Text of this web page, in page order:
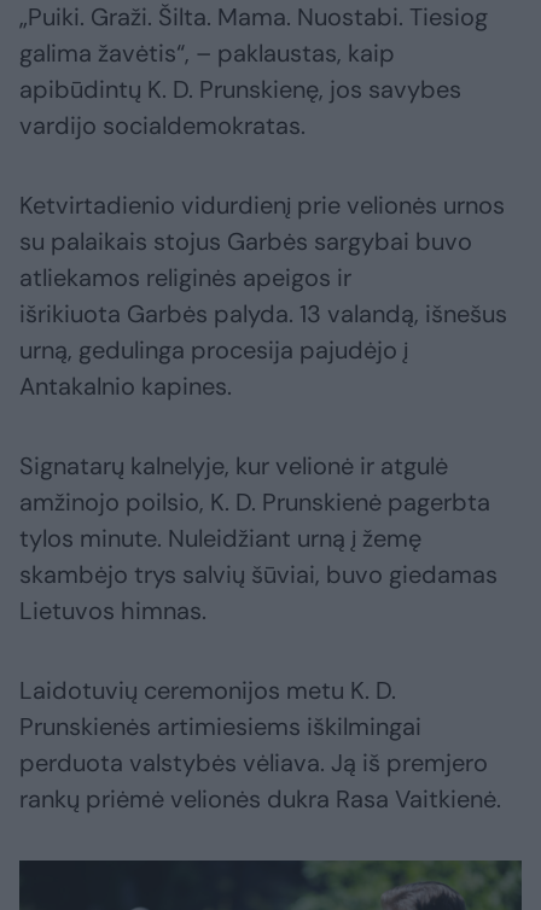
„Puiki. Graži. Šilta. Mama. Nuostabi. Tiesiog
galima žavėtis“, – paklaustas, kaip
apibūdintų K. D. Prunskienę, jos savybes
vardijo socialdemokratas.
Ketvirtadienio vidurdienį prie velionės urnos
su palaikais stojus Garbės sargybai buvo
atliekamos religinės apeigos ir
išrikiuota Garbės palyda. 13 valandą, išnešus
urną, gedulinga procesija pajudėjo į
Antakalnio kapines.
Signatarų kalnelyje, kur velionė ir atgulė
amžinojo poilsio, K. D. Prunskienė pagerbta
tylos minute. Nuleidžiant urną į žemę
skambėjo trys salvių šūviai, buvo giedamas
Lietuvos himnas.
Laidotuvių ceremonijos metu K. D.
Prunskienės artimiesiems iškilmingai
perduota valstybės vėliava. Ją iš premjero
rankų priėmė velionės dukra Rasa Vaitkienė.